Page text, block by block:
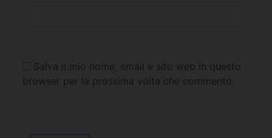
Salva il mio nome, email e sito web in questo
browser per la prossima volta che commento.